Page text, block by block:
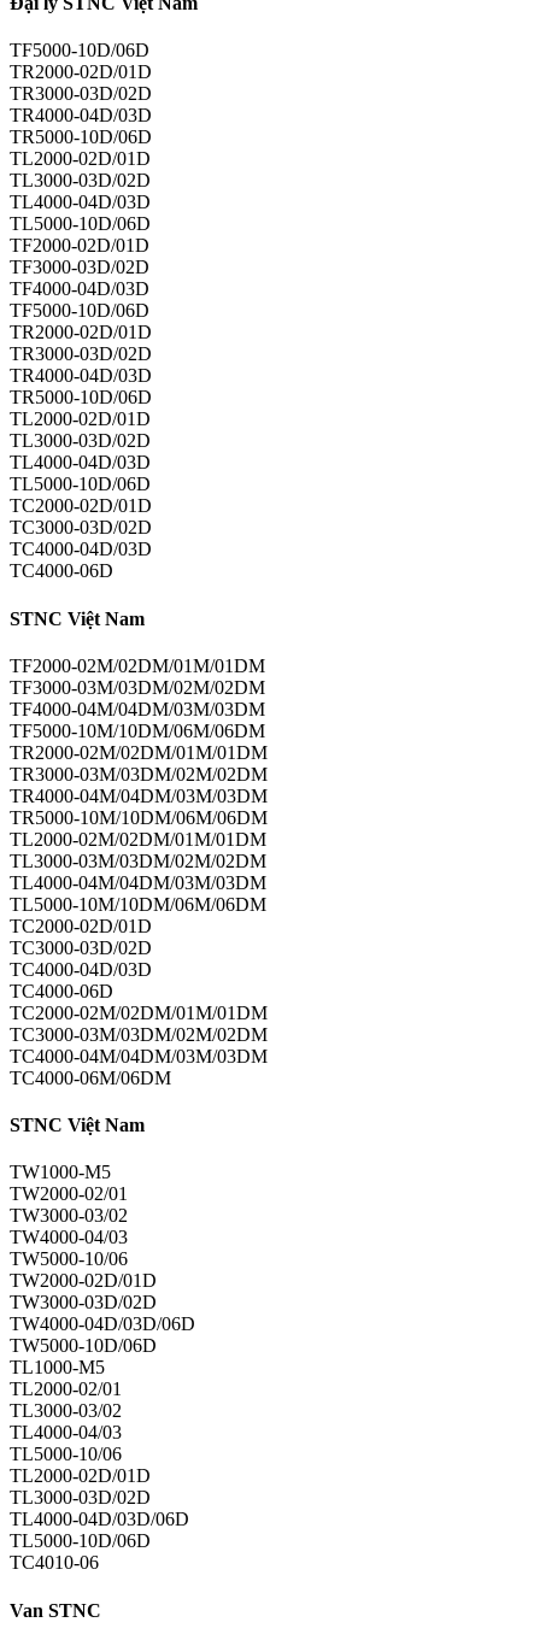
TF5000-10D/06D
TR2000-02D/01D
TR3000-03D/02D
TR4000-04D/03D
TR5000-10D/06D
TL2000-02D/01D
TL3000-03D/02D
TL4000-04D/03D
TL5000-10D/06D
TF2000-02D/01D
TF3000-03D/02D
TF4000-04D/03D
TF5000-10D/06D
TR2000-02D/01D
TR3000-03D/02D
TR4000-04D/03D
TR5000-10D/06D
TL2000-02D/01D
TL3000-03D/02D
TL4000-04D/03D
TL5000-10D/06D
TC2000-02D/01D
TC3000-03D/02D
TC4000-04D/03D
TC4000-06D
STNC Việt Nam
TF2000-02M/02DM/01M/01DM
TF3000-03M/03DM/02M/02DM
TF4000-04M/04DM/03M/03DM
TF5000-10M/10DM/06M/06DM
TR2000-02M/02DM/01M/01DM
TR3000-03M/03DM/02M/02DM
TR4000-04M/04DM/03M/03DM
TR5000-10M/10DM/06M/06DM
TL2000-02M/02DM/01M/01DM
TL3000-03M/03DM/02M/02DM
TL4000-04M/04DM/03M/03DM
TL5000-10M/10DM/06M/06DM
TC2000-02D/01D
TC3000-03D/02D
TC4000-04D/03D
TC4000-06D
TC2000-02M/02DM/01M/01DM
TC3000-03M/03DM/02M/02DM
TC4000-04M/04DM/03M/03DM
TC4000-06M/06DM
STNC Việt Nam
TW1000-M5
TW2000-02/01
TW3000-03/02
TW4000-04/03
TW5000-10/06
TW2000-02D/01D
TW3000-03D/02D
TW4000-04D/03D/06D
TW5000-10D/06D
TL1000-M5
TL2000-02/01
TL3000-03/02
TL4000-04/03
TL5000-10/06
TL2000-02D/01D
TL3000-03D/02D
TL4000-04D/03D/06D
TL5000-10D/06D
TC4010-06
Van STNC